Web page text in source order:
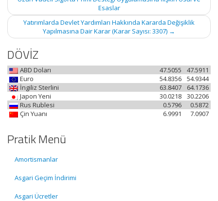
Esaslar
Yatırımlarda Devlet Yardımları Hakkında Kararda Değişiklik
Yapılmasına Dair Karar (Karar Sayısı: 3307) →
DÖVİZ
ABD Doları 47.5911
47.5055
Euro
54.9344
54.8356
İngiliz Sterlini
64.1736
63.8407
Japon Yeni
30.2206
30.0218
Rus Rublesi
0.5872
0.5796
Çin Yuanı
7.0907
6.9991
Pratik Menü
Amortismanlar
Asgari Geçim İndirimi
Asgari Ücretler